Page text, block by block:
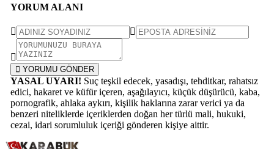
YORUM ALANI
YORUMU GÖNDER
YASAL UYARI! Suç teşkil edecek, yasadışı, tehditkar, rahatsız
edici, hakaret ve küfür içeren, aşağılayıcı, küçük düşürücü, kaba,
pornografik, ahlaka aykırı, kişilik haklarına zarar verici ya da
benzeri niteliklerde içeriklerden doğan her türlü mali, hukuki,
cezai, idari sorumluluk içeriği gönderen kişiye aittir.